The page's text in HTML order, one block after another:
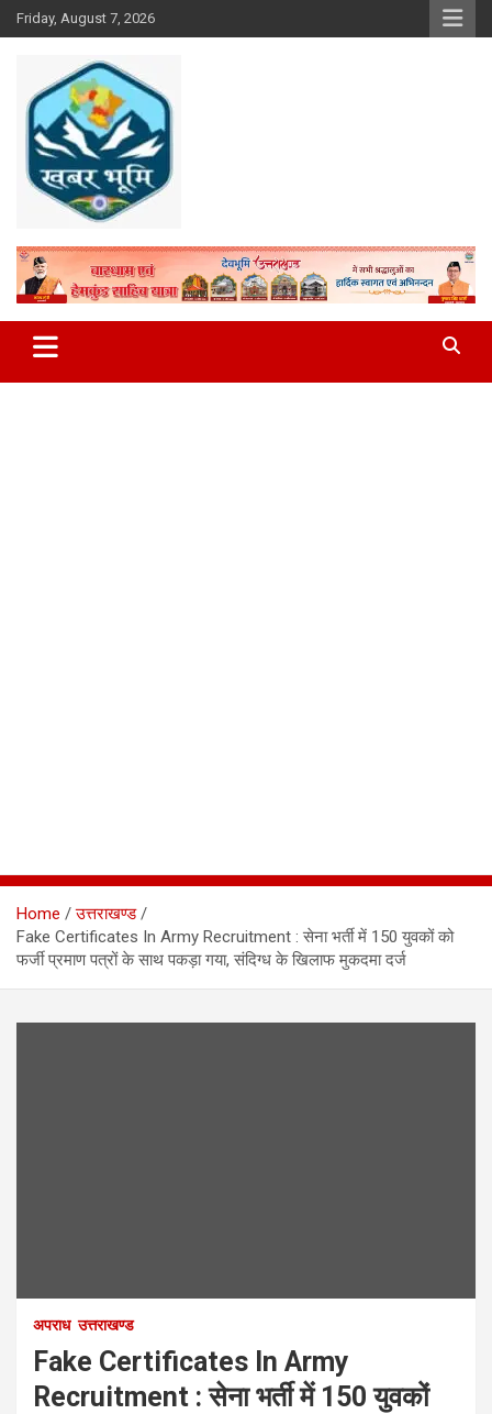
Skip
to
Friday, August 7, 2026
Khabar Bhumi
Home
उत्तराखण्ड
Fake Certificates In Army Recruitment : सेना भर्ती में 150 युवकों को
फर्जी प्रमाण पत्रों के साथ पकड़ा गया, संदिग्ध के खिलाफ मुकदमा दर्ज
अपराध उत्तराखण्ड
Fake Certificates In Army
Recruitment : सेना भर्ती में 150 युवकों